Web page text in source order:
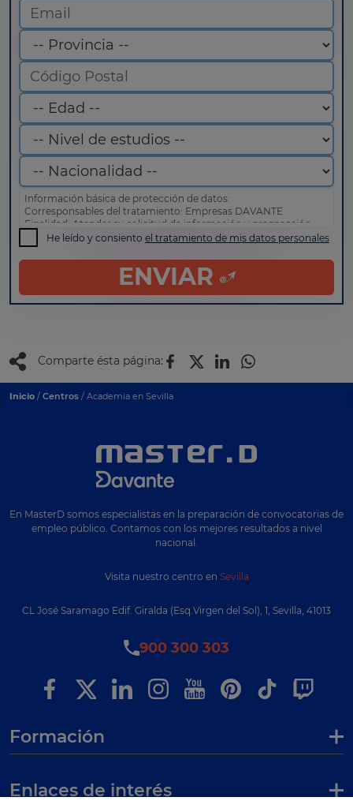
Información básica de protección de datos:
Corresponsables del tratamiento: Empresas DAVANTE
Finalidad: Atender su solicitud de información y prospección
comercial
Derechos: Puede acceder, rectificar y suprimir sus datos, así
como otros derechos tal y como se explica en nuestrapolítica
He leído y consiento el tratamiento de mis datos personales
ENVIAR
Comparte ésta página:
Inicio / Centros / Academia en Sevilla
En MasterD somos especialistas en la preparación de convocatorias de
empleo público. Contamos con los mejores resultados a nivel
nacional.
Visita nuestro centro en Sevilla
CL José Saramago Edif. Giralda (Esq.Virgen del Sol), 1, Sevilla, 41013
900 300 303
Formación
Enlaces de interés